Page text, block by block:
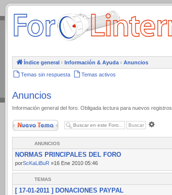
.
Índice general ‹ Información & Ayuda ‹ Anuncios
Temas sin respuesta Temas activos
Anuncios
Información general del foro. Obligada lectura para nuevos registros.
Nuevo Tema
ANUNCIOS
NORMAS PRINCIPALES DEL FORO
porScKaLiBuR »16 Ene 2010 05:46
TEMAS
[ 17-01-2011 ] DONACIONES PAYPAL